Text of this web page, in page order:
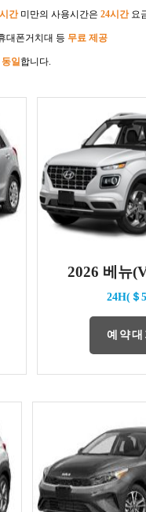
간미만의 사용시간은 24시간요
대폰거치대 등 무료 제공
일합니다.
2026 베뉴
24H(＄
예약대